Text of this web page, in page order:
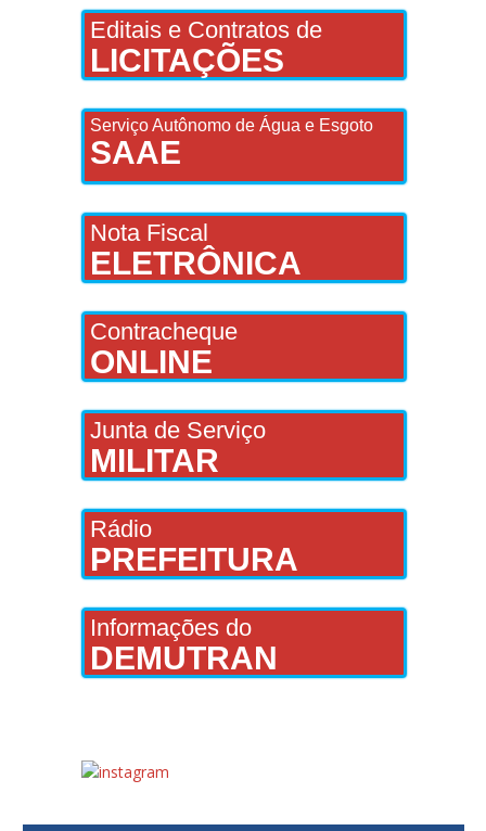
Editais e Contratos de
LICITAÇÕES
Serviço Autônomo de Água e Esgoto
SAAE
Nota Fiscal
ELETRÔNICA
Contracheque
ONLINE
Junta de Serviço
MILITAR
Rádio
PREFEITURA
Informações do
DEMUTRAN